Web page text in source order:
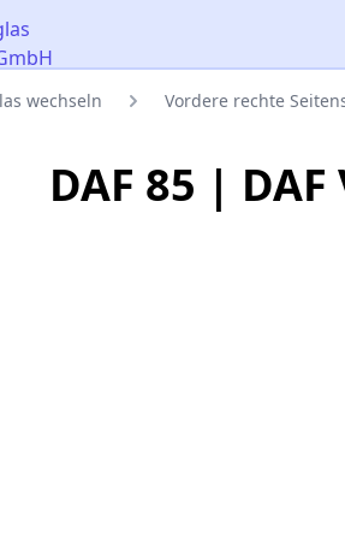
Deutschland GmbH
wechseln Vordere rechte
DAF 85 |